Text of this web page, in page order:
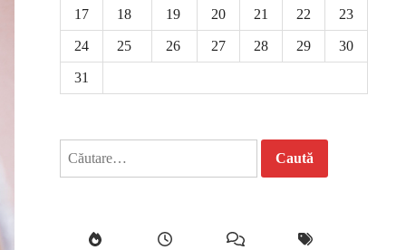
17 18 19 20 21 22 23
24 25 26 27 28 29 30
31